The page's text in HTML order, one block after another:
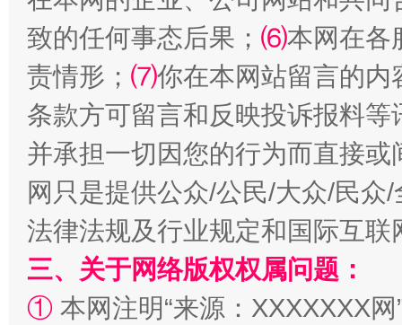
致的任何事态后果； ⑹本网在各
责情形； ⑺你在本网站留言的内
条款方可留言和反映投诉报料
并承担一切因您的行为而直接
网只是提供公众/公民/大众/民
法律法规及行业规定和国际互
三、关于网络版权权属问题：
① 本网注明“来源：XXXXXXX